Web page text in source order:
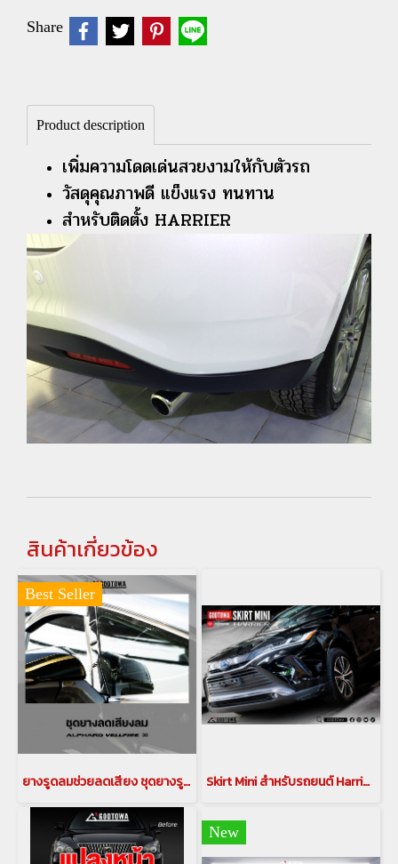
Share
Product description
เพิ่มความโดดเด่นสวยงามให้กับตัวรถ
วัสดุคุณภาพดี แข็งแรง ทนทาน
สำหรับติดตั้ง HARRIER
สินค้าเกี่ยวข้อง
Best Seller
ยางรูดลมช่วยลดเสียง ชุดยางรูดลม สำหรับรถยนต์ ALPHARD / VELLFIRE 30 รูดลม รูดลมอัลพาร์ด รูดลมเวลไฟร์ ลดเสียง อุปกรณลดเสียงรบกวนสำหรับรถอัลพาร์ด เวลไฟร์ กันเสียงลม ลดเสียงรบกวน Skirt Mini สำหรับรถยนต์ Harrier ชุดแต่งสเกิร์ตหน้า-หลัง ตรงรุ่นรถยนต์ Harrier
New